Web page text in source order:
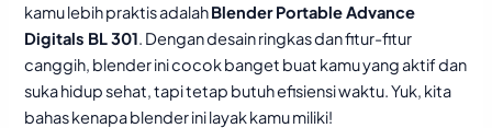
kamu lebih praktis adalahBlender Portable Advance
Digitals BL 301 . Dengan desain ringkas dan fitur-fitur
canggih, blender ini cocok banget buat kamu yang aktif dan
suka hidup sehat, tapi tetap butuh efisiensi waktu. Yuk, kita
bahas kenapa blender ini layak kamu miliki!